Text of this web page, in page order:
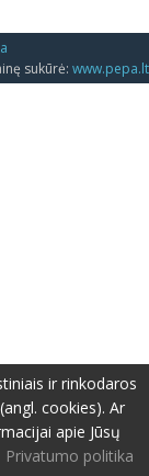
sukūrė: www.pepa.lt
ir rinkodaros
cookies). Ar
apie Jūsų
Privatumo politika